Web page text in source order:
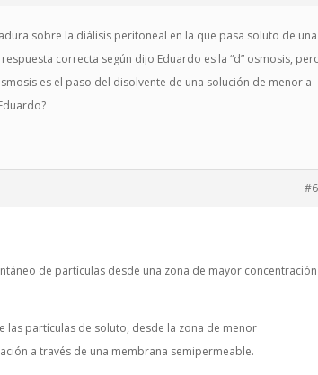
sobre la diálisis peritoneal en la que pasa soluto de una
correcta según dijo Eduardo es la “d” osmosis,
es el paso del disolvente de una solución de menor a
de partículas desde una zona de mayor concentración
las partículas de soluto, desde la zona de menor
a través de una membrana semipermeable.